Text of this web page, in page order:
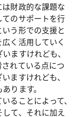
財政的な課題な
のサポートを行
う形での支援と
く活用していく
ますけれども、
れている点につ
ますけれども、
ります。
ることによって、
て、それに加え